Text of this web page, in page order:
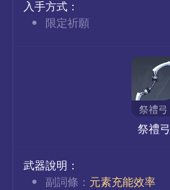
入手方式：
限定祈願
祭禮弓
祭禮弓
武器說明：
副詞條： 元素充能效率